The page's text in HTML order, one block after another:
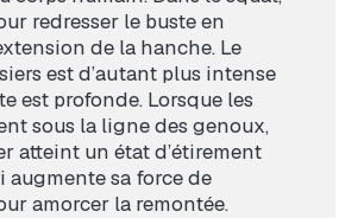
redresser le buste en
de la hanche. Le
est d’autant plus intense
est profonde. Lorsque les
sous la ligne des genoux,
atteint un état d’étirement
augmente sa force de
amorcer la remontée.